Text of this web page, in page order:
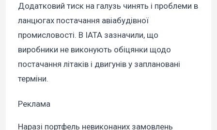
Додатковий тиск на галузь чинять і проблеми в
ланцюгах постачання авіабудівної
промисловості. В IATA зазначили, що
виробники не виконують обіцянки щодо
постачання літаків і двигунів у заплановані
терміни.
Реклама
Наразі портфель невиконаних замовлень